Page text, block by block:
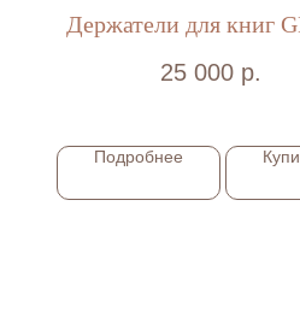
Держатели для книг
25 000 р.
Подробнее